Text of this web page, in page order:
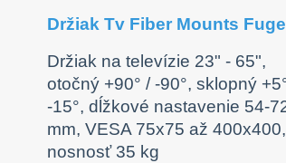
Držiak Tv Fiber Mounts
Držiak na televízie 23" - 65",
otočný +90° / -90°, sklopný
-15°, dĺžkové nastavenie 54-
mm, VESA 75x75 až 400x400,
nosnosť 35 kg